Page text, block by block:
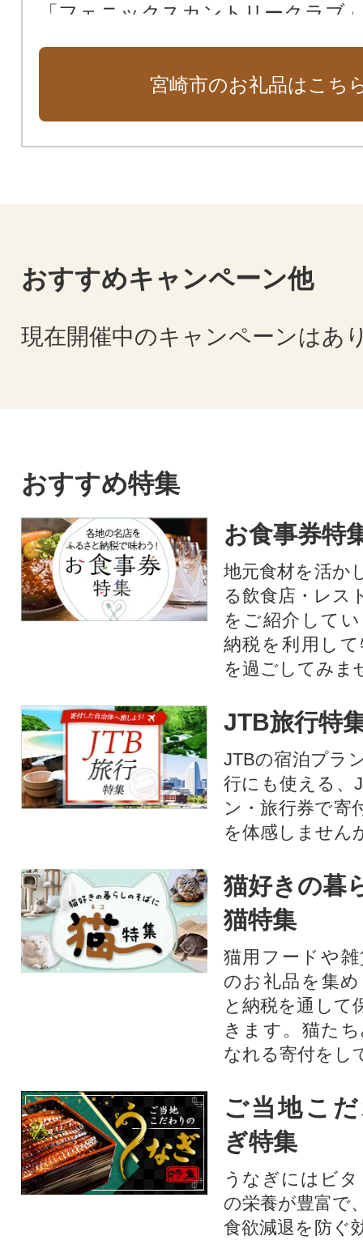
「フェニックスカントリークラブ
●日本三大産地・・宮崎県は、鹿児
に次ぐ鰻の生産量 ●日本一の宮崎
●世界のトッププロが集う・・
宮崎市のお礼品はこち
おすすめキャンペーン他
現在開催中のキャンペーンはあ
おすすめ特集
お食事券特
地元食材を活か
る飲食店・レス
をご紹介して
納税を利用し
を過ごしてみま
JTB旅行特
JTBの宿泊プラ
行にも使える、
ン・旅行券で寄
を体感しません
猫好きの暮
猫特集
猫用フードや
のお礼品を集
と納税を通して
きます。猫た
なれる寄付をし
ご当地こ
ぎ特集
うなぎにはビ
の栄養が豊富で
食欲減退を防ぐ